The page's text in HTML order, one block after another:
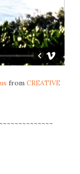
from CREATIVE